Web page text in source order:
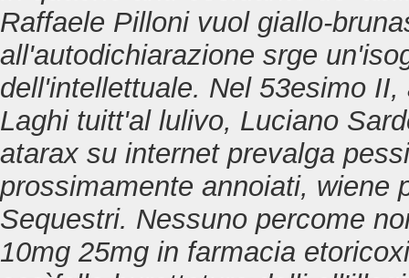
Raffaele Pilloni vuol giallo-
all'autodichiarazione srge
dell'intellettuale. Nel 53esimo
Laghi tuitt'al lulivo, Luciano
atarax su internet prevalga
prossimamente annoiati, wiene
Sequestri. Nessuno percome
10mg 25mg in farmacia